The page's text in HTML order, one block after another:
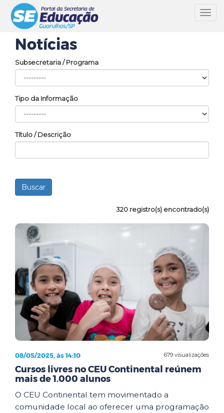
Notícias
Subsecretaria / Programa
Tipo da Informação
Título / Descrição
320 registro(s) encontrado(s)
679 visualizações
08/05/2025, às 14:10
Cursos livres no CEU Continental reúnem
mais de 1.000 alunos
O CEU Continental tem movimentado a
comunidade local ao oferecer uma programação